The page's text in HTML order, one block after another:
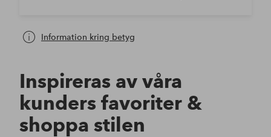
Information kring betyg
Inspireras av våra
kunders favoriter &
shoppa stilen